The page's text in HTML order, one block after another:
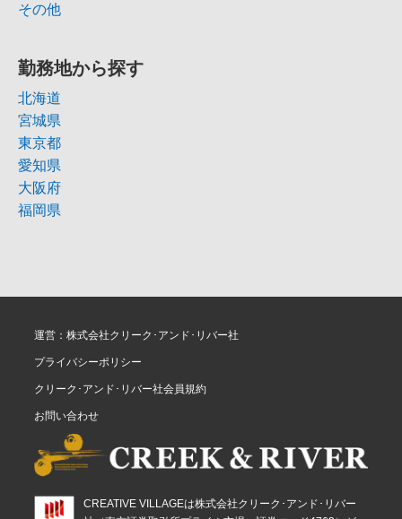
その他
勤務地から探す
北海道
宮城県
東京都
愛知県
大阪府
福岡県
運営：株式会社クリーク･アンド･リバー社
プライバシーポリシー
クリーク･アンド･リバー社会員規約
お問い合わせ
CREATIVE VILLAGEは株式会社クリーク･アンド･リバー